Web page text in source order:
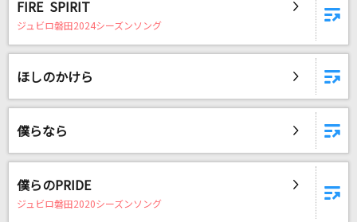
FIRE SPIRIT
ジュビロ磐田2024シーズンソング
ほしのかけら
僕らなら
僕らのPRIDE
ジュビロ磐田2020シーズンソング